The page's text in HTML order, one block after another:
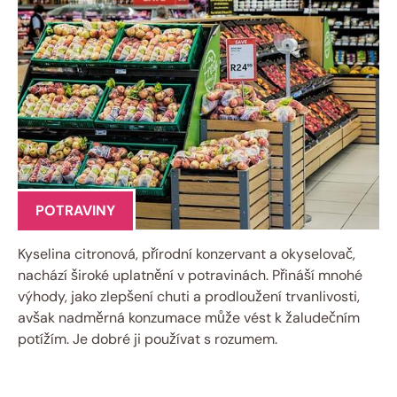
POTRAVINY
Kyselina citronová, přírodní konzervant a okyselovač,
nachází široké uplatnění v potravinách. Přináší mnohé
výhody, jako zlepšení chuti a prodloužení trvanlivosti,
avšak nadměrná konzumace může vést k žaludečním
potížím. Je dobré ji používat s rozumem.